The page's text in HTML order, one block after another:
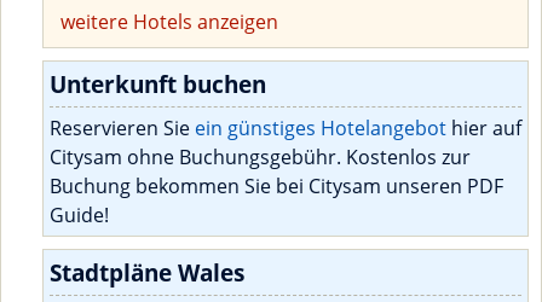
weitere Hotels anzeigen
Unterkunft buchen
Reservieren Sie ein günstiges Hotelangebot hier auf
Citysam ohne Buchungsgebühr. Kostenlos zur
Buchung bekommen Sie bei Citysam unseren PDF
Guide!
Stadtpläne Wales